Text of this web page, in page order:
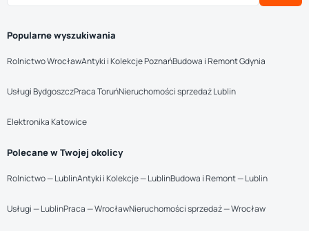
Popularne wyszukiwania
Rolnictwo WrocławAntyki i Kolekcje PoznańBudowa i Remont Gdynia
Usługi BydgoszczPraca ToruńNieruchomości sprzedaż Lublin
Elektronika Katowice
Polecane w Twojej okolicy
Rolnictwo — LublinAntyki i Kolekcje — LublinBudowa i Remont — Lublin
Usługi — LublinPraca — WrocławNieruchomości sprzedaż — Wrocław